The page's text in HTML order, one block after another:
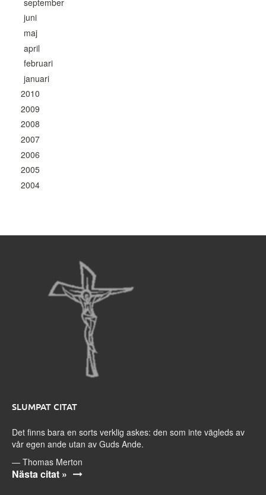
juni
maj
april
februari
januari
2010
2009
2008
2007
2006
2005
2004
SLUMPAT CITAT
Det finns bara en sorts verklig askes: den som inte vägleds av
vår egen ande utan av Guds Ande.
— Thomas Merton
Nästa citat »